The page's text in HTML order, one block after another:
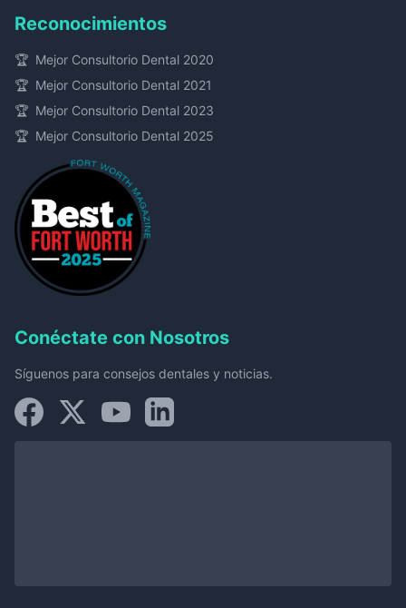
Reconocimientos
🏆 Mejor Consultorio Dental 2020
🏆 Mejor Consultorio Dental 2021
🏆 Mejor Consultorio Dental 2023
🏆 Mejor Consultorio Dental 2025
Conéctate con Nosotros
Síguenos para consejos dentales y noticias.